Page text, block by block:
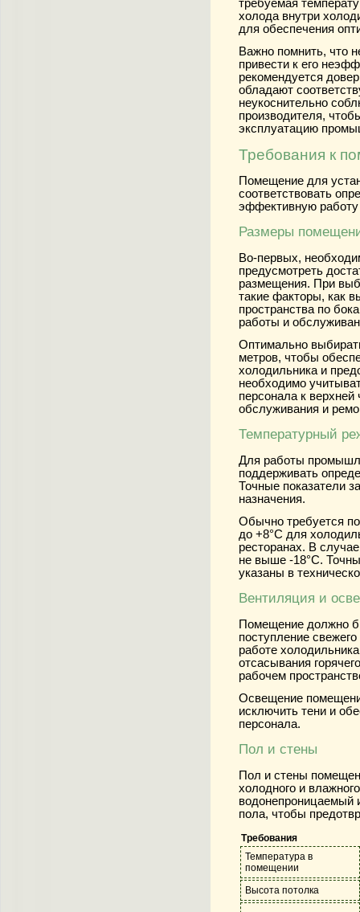
требуемая
холода внутри
для обеспечения
Важно помнить, что
привести к его
рекомендуется
обладают
неукоснительно
производителя,
эксплуатацию
Требования к
Помещение для
соответствовать
эффективную работу
Размеры
Во-первых,
предусмотреть
размещения. При
такие факторы, как
пространства по
работы и
Оптимально
метров, чтобы
холодильника и
необходимо
персонала к верхней
обслуживания и
Температурный
Для работы
поддерживать
Точные показатели
назначения.
Обычно требуется
до +8°С для
ресторанах. В
не выше -18°С.
указаны в
Вентиляция и
Помещение должно
поступление
работе
отсасывания
рабочем
Освещение
исключить тени и
персонала.
Пол и стены
Пол и стены
холодного и
водонепроницаемый
пола, чтобы
Требования
Температура в
помещении
Высота потолка